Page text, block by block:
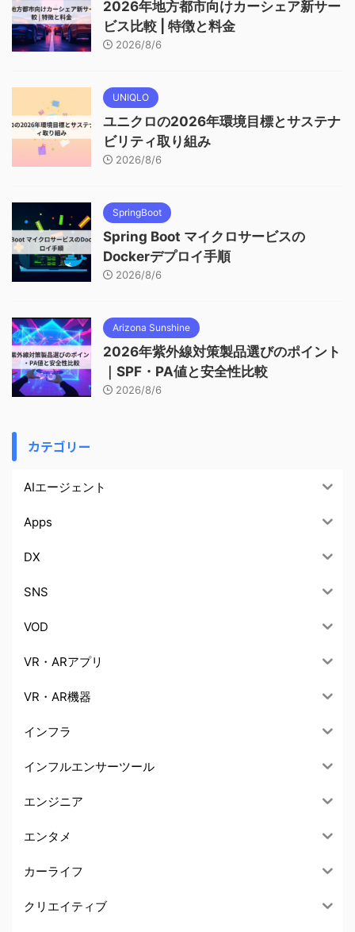
2026年地方都市向けカーシェア新サー
ビス比較 | 特徴と料金
2026/8/6
UNIQLO
ユニクロの2026年環境目標とサステナ
ビリティ取り組み
2026/8/6
SpringBoot
Spring Boot マイクロサービスの
Dockerデプロイ手順
2026/8/6
Arizona Sunshine
2026年紫外線対策製品選びのポイント
｜SPF・PA値と安全性比較
2026/8/6
カテゴリー
AIエージェント
Apps
DX
SNS
VOD
VR・ARアプリ
VR・AR機器
インフラ
インフルエンサーツール
エンジニア
エンタメ
カーライフ
クリエイティブ